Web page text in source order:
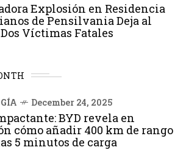
Explosión en Residencia
de Pensilvania Deja al
Víctimas Fatales
December 24, 2025
BYD revela en
cómo añadir 400 km de rango
5 minutos de carga